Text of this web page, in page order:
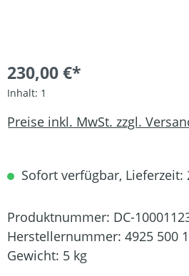
230,00 €*
Inhalt: 1
Preise inkl. MwSt. zzgl.
Sofort verfügbar, Lieferzeit:
Produktnummer: DC-
Herstellernummer: 4925 500
Gewicht: 5 kg